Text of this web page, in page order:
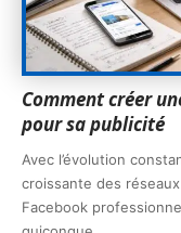
Comment créer
pour sa publicité
Avec l’évolution
croissante des
Facebook